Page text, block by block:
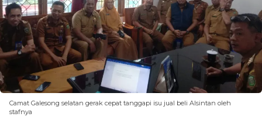
Camat Galesong selatan gerak cepat tanggapi isu jual beli Alsintan oleh
stafnya